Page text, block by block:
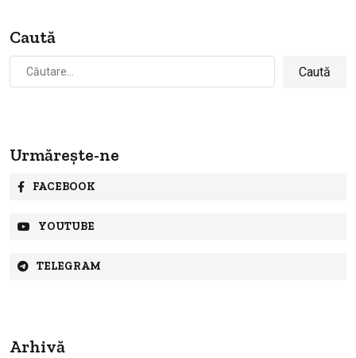
Caută
Caută
după:
Urmărește-ne
FACEBOOK
YOUTUBE
TELEGRAM
Arhivă